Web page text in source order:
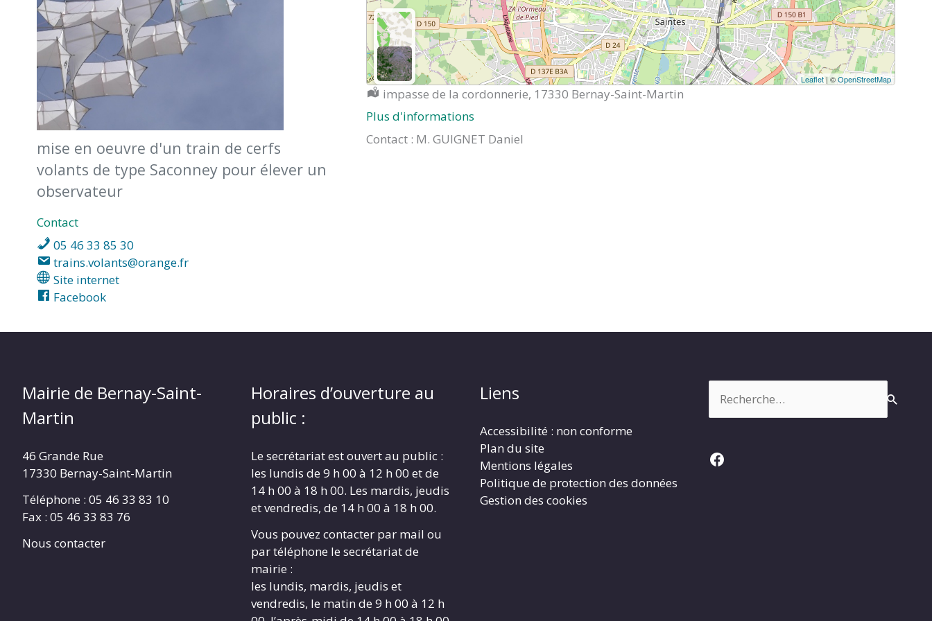
MARTIN
mise en oeuvre d'un train de cerfs
volants de type Saconney pour élever un
observateur
Contact
05 46 33 85 30
trains.volants@orange.fr
Site internet
Facebook
Leaflet| ©OpenStreetMap
Localisation :
impasse de la cordonnerie, 17330 Bernay-Saint-Martin
Plus d'informations
Contact : M. GUIGNET Daniel
Mairie de Bernay-Saint-
Martin
46 Grande Rue
17330 Bernay-Saint-Martin
Téléphone : 05 46 33 83 10
Fax : 05 46 33 83 76
Nous contacter
Horaires d’ouverture au
public :
Le secrétariat est ouvert au public :
les lundis de 9 h 00 à 12 h 00 et de
14 h 00 à 18 h 00. Les mardis, jeudis
et vendredis, de 14 h 00 à 18 h 00.
Vous pouvez contacter par mail ou
par téléphone le secrétariat de
mairie :
les lundis, mardis, jeudis et
vendredis, le matin de 9 h 00 à 12 h
Liens
Accessibilité : non conforme
Plan du site
Mentions légales
Politique de protection des données
Gestion des cookies
Facebook